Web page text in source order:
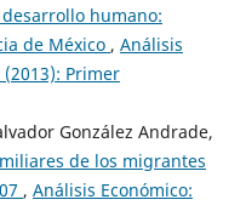
humano:
de México , Análisis
(2013): Primer
González Andrade,
de los migrantes
, Análisis Económico: